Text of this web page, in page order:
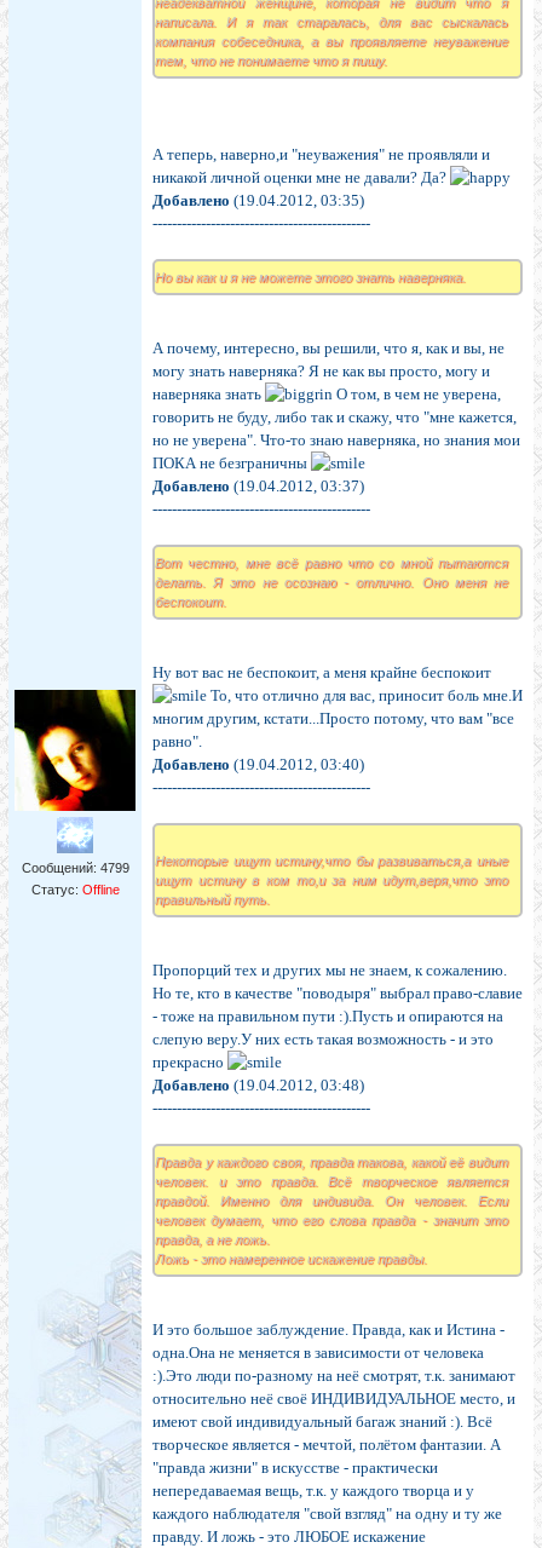
Сообщений: 4799
Статус: Offline
написала. И я так старалась, для вас сыскалась
компания собеседника, а вы проявляете неуважение
тем, что не понимаете что я пишу.
А теперь, наверно,и "неуважения" не проявляли и
никакой личной оценки мне не давали? Да?
Добавлено (19.04.2012, 03:35)
---------------------------------------------
Но вы как и я не можете этого знать наверняка.
А почему, интересно, вы решили, что я, как и вы, не
могу знать наверняка? Я не как вы просто, могу и
наверняка знать
О том, в чем не уверена,
говорить не буду, либо так и скажу, что "мне кажется,
но не уверена". Что-то знаю наверняка, но знания мои
ПОКА не безграничны
Добавлено (19.04.2012, 03:37)
---------------------------------------------
Вот честно, мне всё равно что со мной пытаются
делать. Я это не осознаю - отлично. Оно меня не
беспокоит.
Ну вот вас не беспокоит, а меня крайне беспокоит
То, что отлично для вас, приносит боль мне.И
многим другим, кстати...Просто потому, что вам "все
равно".
Добавлено (19.04.2012, 03:40)
---------------------------------------------
Некоторые ищут истину,что бы развиваться,а иные
ищут истину в ком то,и за ним идут,веря,что это
правильный путь.
Пропорций тех и других мы не знаем, к сожалению.
Но те, кто в качестве "поводыря" выбрал право-славие
- тоже на правильном пути :).Пусть и опираются на
слепую веру.У них есть такая возможность - и это
прекрасно
Добавлено (19.04.2012, 03:48)
---------------------------------------------
Правда у каждого своя, правда такова, какой её видит
человек. и это правда. Всё творческое является
правдой. Именно для индивида. Он человек. Если
человек думает, что его слова правда - значит это
правда, а не ложь.
Ложь - это намеренное искажение правды.
И это большое заблуждение. Правда, как и Истина -
одна.Она не меняется в зависимости от человека
:).Это люди по-разному на неё смотрят, т.к. занимают
относительно неё своё ИНДИВИДУАЛЬНОЕ место, и
имеют свой индивидуальный багаж знаний :). Всё
творческое является - мечтой, полётом фантазии. А
"правда жизни" в искусстве - практически
непередаваемая вещь, т.к. у каждого творца и у
каждого наблюдателя "свой взгляд" на одну и ту же
правду. И ложь - это ЛЮБОЕ искажение